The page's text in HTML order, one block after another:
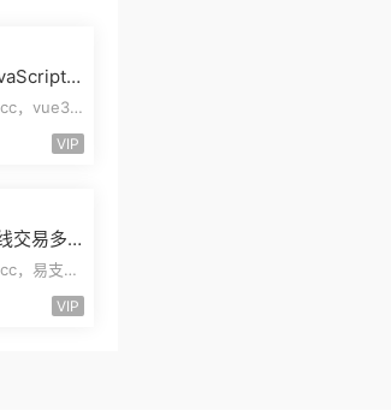
模板
，vue3
开
VIP
交易多
结算管
，易支付
后台三合
VIP